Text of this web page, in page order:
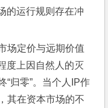
的运行规则存在冲
场定价与远期价值
度上因自然人的灭
“归零”。当个人IP作
其在资本市场的不